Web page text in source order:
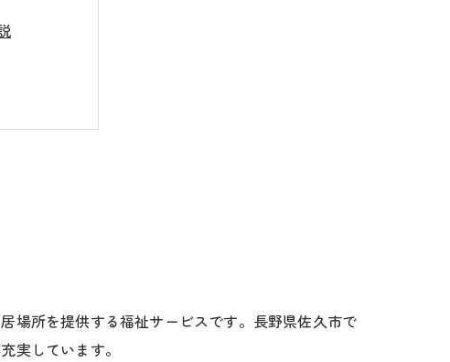
場所を提供する福祉サービスです。長野県佐久市で
実しています。